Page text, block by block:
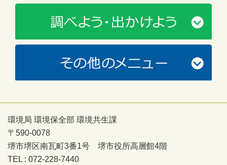
環境局 環境保全部 環境共生課
〒590-0078
堺市堺区南瓦町3番1号 堺市役所高層館4階
TEL : 072-228-7440